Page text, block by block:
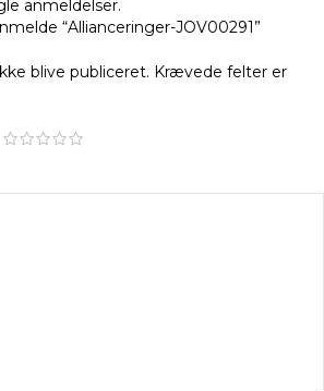
anmeldelser.
“Allianceringer-JOV00291”
blive publiceret. Krævede felter er